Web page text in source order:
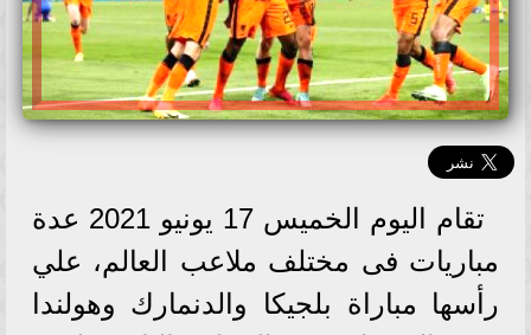
تقام اليوم الخميس 17 يونيو 2021 عدة
مباريات فى مختلف ملاعب العالم، علي
رأسها مباراة بلجيكا والدنمارك وهولندا